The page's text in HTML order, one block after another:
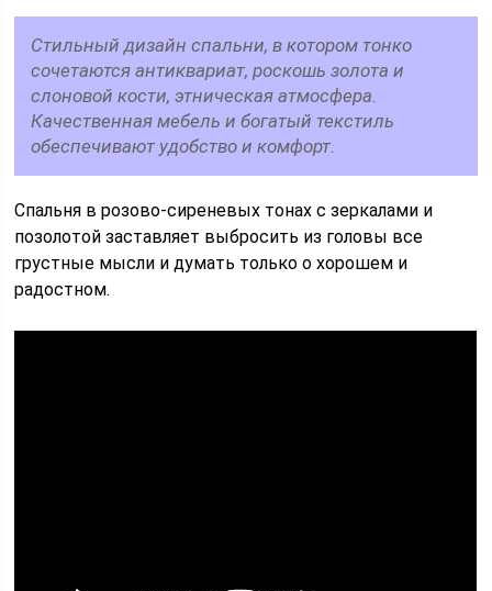
Стильный дизайн спальни, в котором тонко
сочетаются антиквариат, роскошь золота и
слоновой кости, этническая атмосфера.
Качественная мебель и богатый текстиль
обеспечивают удобство и комфорт.
Спальня в розово-сиреневых тонах с зеркалами и
позолотой заставляет выбросить из головы все
грустные мысли и думать только о хорошем и
радостном.